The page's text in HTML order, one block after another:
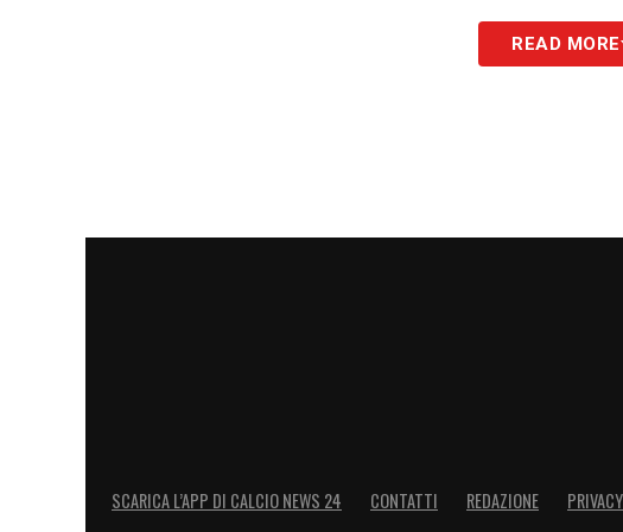
situazione più fluida riguarda
clausola da 28 milioni valida fino al 10 luglio. Il
Restano vive anche le piste offensive perNoah
READ MORE
SCARICA L’APP DI CALCIO NEWS 24 CONTATTI REDAZIONE